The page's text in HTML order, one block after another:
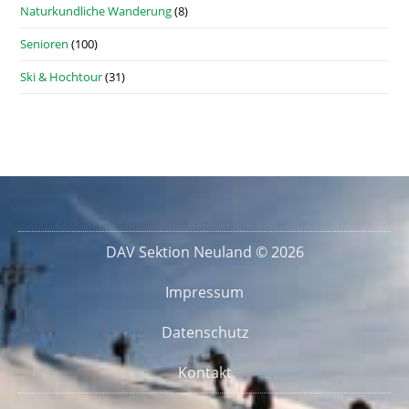
Naturkundliche Wanderung(8)
Senioren (100)
Ski & Hochtour(31)
DAV Sektion Neuland © 2026
Impressum
Datenschutz
Kontakt